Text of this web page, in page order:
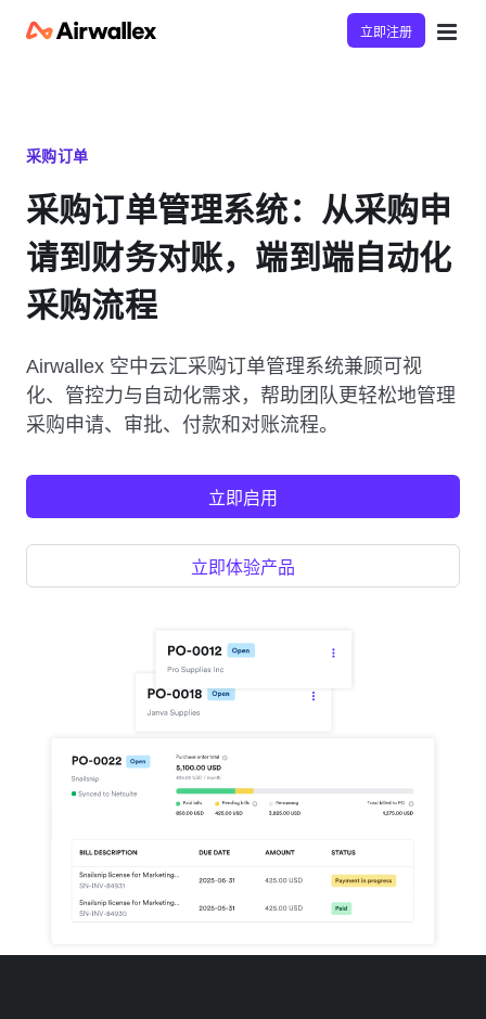
立即注册
采购订单
采购订单管理系统：从采购申
请到财务对账，端到端自动化
采购流程
Airwallex 空中云汇采购订单管理系统兼顾可视
化、管控力与自动化需求，帮助团队更轻松地管理
采购申请、审批、付款和对账流程。
立即启用
立即体验产品